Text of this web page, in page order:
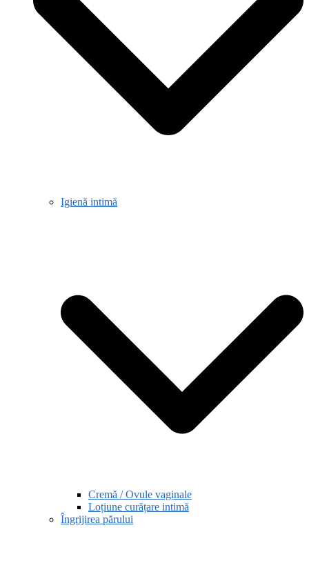
Igienă intimă
Cremă / Ovule vaginale
Loțiune curățare intimă
Îngrijirea părului